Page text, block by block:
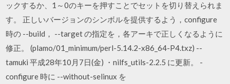
ックするか、1～0のキーを押すことでセットを切り替えられま
す。 正しいバージョンのシンボルを提供するよう，configure
時の --build， --target の指定を，各アーキで正しくなるように
修正。 (plamo/01_minimum/perl-5.14.2-x86_64-P4.txz) --
tamuki 平成28年10月7日(金) ・nilfs_utils-2.2.5 に更新。 -
configure 時に --without-selinux を